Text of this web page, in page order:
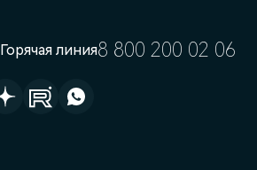
Горячая линия8 800 200 02 06